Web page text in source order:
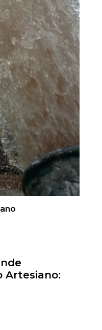
Artesiano: